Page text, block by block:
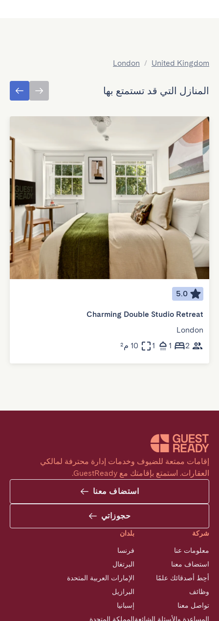
United Kingdom
/
London
المنازل التي قد تستمتع بها
5.0
Charming Double Studio Retreat
London
2
1
1 10 م²
العقارات. استمتع بإقامتك مع GuestReady.
استضاف معنا
حجوزاتي
شركة
معلومات عنا
استضاف معنا
أحِط أصدقائك علمًا
وظائف
تواصل معنا
المساعدة والأسئلة الشائعة
بلدان
فرنسا
البرتغال
الإمارات العربية المتحدة
البرازيل
إسبانيا
المملكة المتحدة